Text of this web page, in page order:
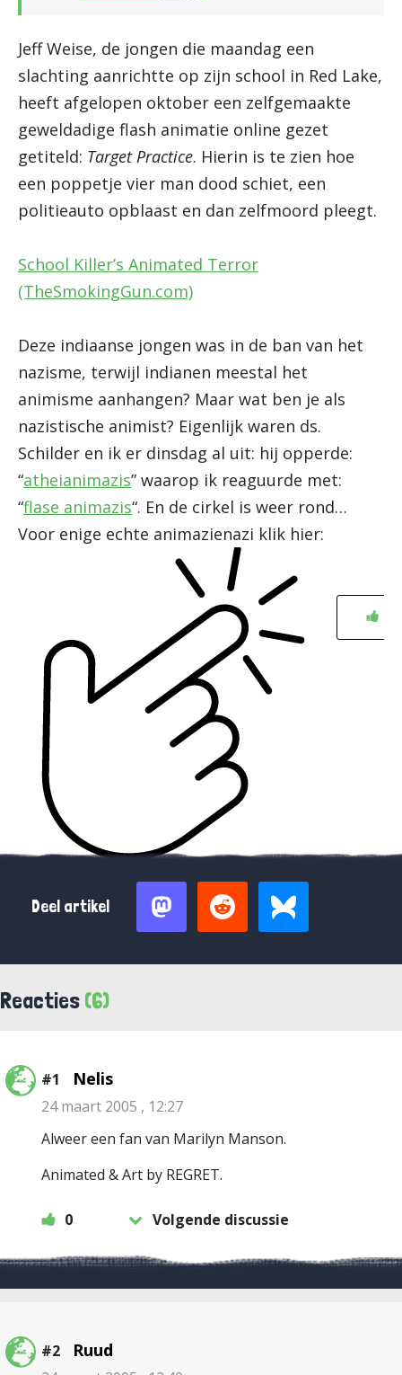
Jeff Weise, de jongen die maandag een
slachting aanrichtte op zijn school in Red Lake,
heeft afgelopen oktober een zelfgemaakte
geweldadige flash animatie online gezet
getiteld: Target Practice. Hierin is te zien hoe
een poppetje vier man dood schiet, een
politieauto opblaast en dan zelfmoord pleegt.
School Killer’s Animated Terror
(TheSmokingGun.com)
Deze indiaanse jongen was in de ban van het
nazisme, terwijl indianen meestal het
animisme aanhangen? Maar wat ben je als
nazistische animist? Eigenlijk waren ds.
Schilder en ik er dinsdag al uit: hij opperde:
“atheianimazis” waarop ik reaguurde met:
“flase animazis“. En de cirkel is weer rond…
Voor enige echte animazienazi klik hier:
Deel artikel
Reacties (6)
#1 Nelis
24 maart 2005 , 12:27
Alweer een fan van Marilyn Manson.
Animated & Art by REGRET.
0 Volgende discussie
#2 Ruud